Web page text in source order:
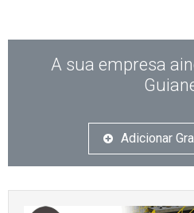
A sua empresa
Adicionar